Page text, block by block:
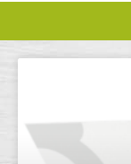
NEWS E PROMOZIONI